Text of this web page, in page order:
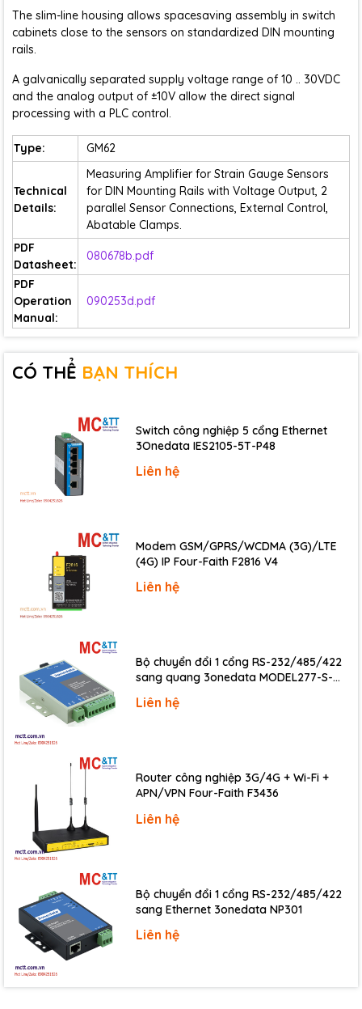
The slim-line housing allows spacesaving assembly in switch
cabinets close to the sensors on standardized DIN mounting
rails.
A galvanically separated supply voltage range of 10 .. 30VDC
and the analog output of ±10V allow the direct signal
processing with a PLC control.
Type: GM62
Technical
Details:
Measuring Amplifier for Strain Gauge Sensors
for DIN Mounting Rails with Voltage Output, 2
parallel Sensor Connections, External Control,
Abatable Clamps.
PDF
Datasheet:
080678b.pdf
PDF
Operation
Manual:
090253d.pdf
CÓ THỂ BẠN THÍCH
Switch công nghiệp 5 cổng Ethernet
3Onedata IES2105-5T-P48
Liên hệ
Modem GSM/GPRS/WCDMA (3G)/LTE
(4G) IP Four-Faith F2816 V4
Liên hệ
Bộ chuyển đổi 1 cổng RS-232/485/422
sang quang 3onedata MODEL277-S-
20KM)
Liên hệ
Router công nghiệp 3G/4G + Wi-Fi +
APN/VPN Four-Faith F3436
Liên hệ
Bộ chuyển đổi 1 cổng RS-232/485/422
sang Ethernet 3onedata NP301
Liên hệ